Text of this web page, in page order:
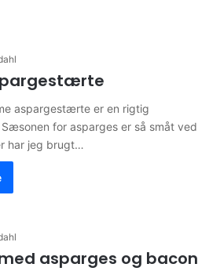
aspargestærte er en rigtig
for asparges er så småt ved
har jeg brugt…
asparges og bacon